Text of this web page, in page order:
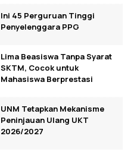
Ini 45 Perguruan Tinggi
Penyelenggara PPG
Lima Beasiswa Tanpa Syarat
SKTM, Cocok untuk
Mahasiswa Berprestasi
UNM Tetapkan Mekanisme
Peninjauan Ulang UKT
2026/2027